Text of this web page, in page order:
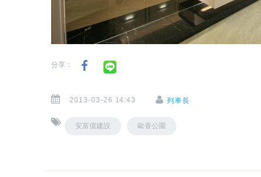
分享：
2013-03-26 14:43 列車長
安富億建設 歐香公園